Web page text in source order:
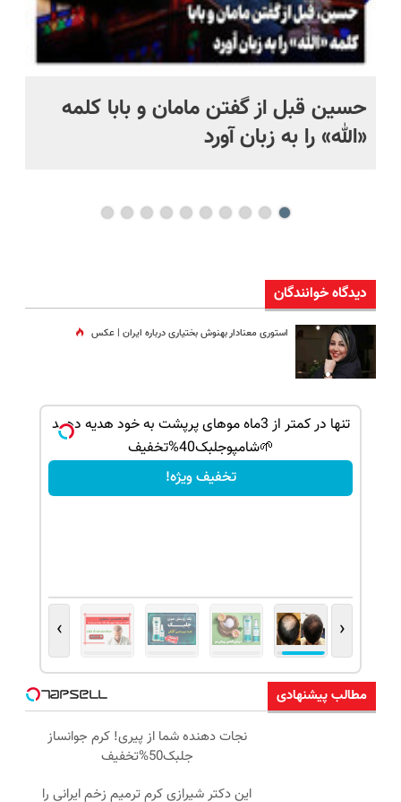
حسین قبل از گفتن مامان و بابا کلمه
«الله» را به زبان آورد
دیدگاه خوانندگان
استوری معنادار بهنوش بختیاری درباره ایران | عکس
تنها در کمتر از 3ماه موهای پرپشت به خود هدیه دهید
🌱شامپوجلبک40%تخفیف
تخفیف ویژه!
‹
›
مطالب پیشنهادی
نجات دهنده شما از پیری! کرم جوانساز
جلبک50%تخفیف
این دکتر شیرازی کرم ترمیم زخم ایرانی را